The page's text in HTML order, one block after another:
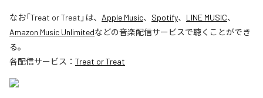
なお「Treat or Treat 」は、 Apple Music、 Spotify、 LINE MUSIC、
Amazon Music Unlimitedなどの音楽配信サービスで聴くことができ
る。
各配信サービス： Treat or Treat